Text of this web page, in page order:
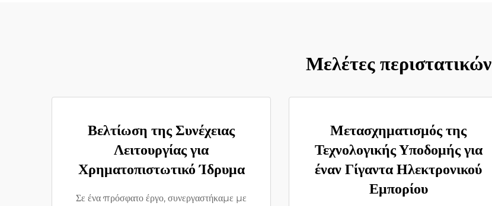
Μελέτες περιστατικών
Βελτίωση της Συνέχειας
Λειτουργίας για
Χρηματοπιστωτικό Ίδρυμα
Σε ένα πρόσφατο έργο, συνεργαστήκαμε με
Μετασχηματισμός της
Τεχνολογικής Υποδομής για
έναν Γίγαντα Ηλεκτρονικού
Εμπορίου